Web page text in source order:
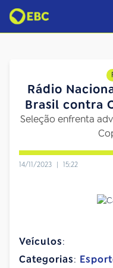
Rádio
Brasil contra
Seleção enfrenta
14/11/2023 | 15:22
Veículos:
Categorias: